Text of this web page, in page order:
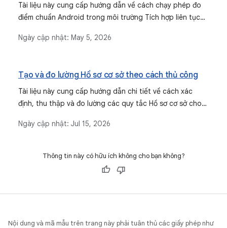
Tài liệu này cung cấp hướng dẫn về cách chạy phép đo
điểm chuẩn Android trong môi trường Tích hợp liên tục
hồi quy hoặc mức độ cải thiện, đồng thời trình bày chi
Ngày cập nhật: May 5, 2026
Tạo và đo lường Hồ sơ cơ sở theo cách thủ công
Tài liệu này cung cấp hướng dẫn chi tiết về cách xác
định, thu thập và đo lường các quy tắc Hồ sơ cơ sở cho
phương pháp thay thế cho các phương pháp tạo tự
Ngày cập nhật: Jul 15, 2026
Thông tin này có hữu ích không cho bạn không?
Nội dung và mã mẫu trên trang này phải tuân thủ các giấy phép như